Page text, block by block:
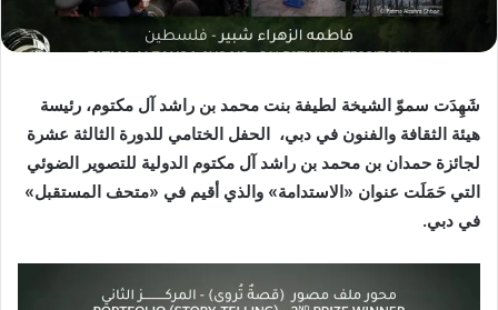
شَهِدَت سموّ الشيخة لطيفة بنت محمد بن راشد آل مكتوم، رئيسة
هيئة الثقافة والفنون في دبي، الحفل الختامي للدورة الثالثة عشرة
لجائزة حمدان بن محمد بن راشد آل مكتوم الدولية للتصوير الضوئي
التي حَمَلَت عنوان «الاستدامة» والذي أقيم في «متحف المستقبل»
في دبي.